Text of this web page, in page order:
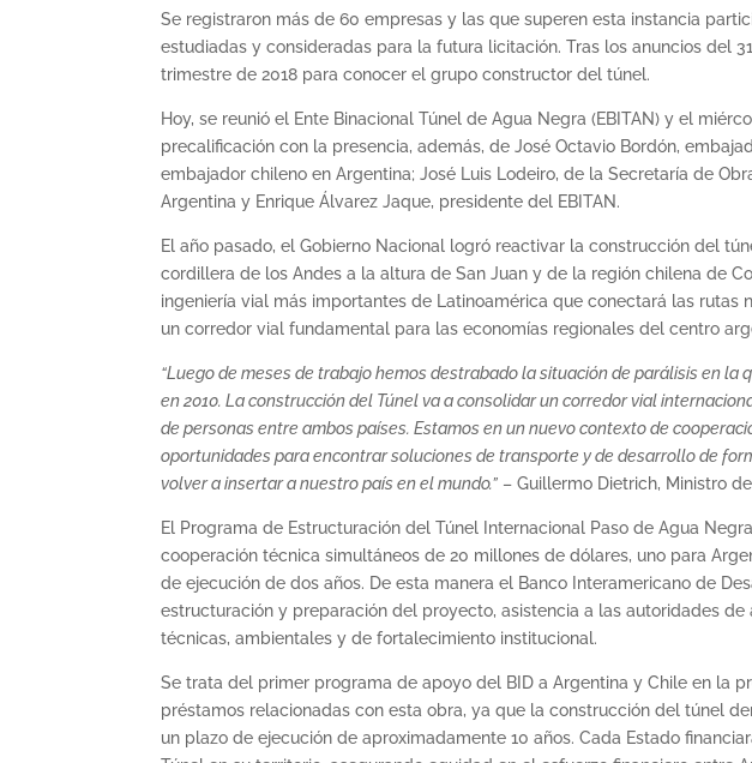
Se registraron más de 60 empresas y las que superen esta instancia
estudiadas y consideradas para la futura licitación. Tras los anuncios del
trimestre de 2018 para conocer el grupo constructor del túnel.
Hoy, se reunió el Ente Binacional Túnel de Agua Negra (EBITAN) y el
precalificación con la presencia, además, de José Octavio Bordón,
embajador chileno en Argentina; José Luis Lodeiro, de la Secretaría de
Argentina y Enrique Álvarez Jaque, presidente del EBITAN.
El año pasado, el Gobierno Nacional logró reactivar la construcción del
cordillera de los Andes a la altura de San Juan y de la región chilena de
ingeniería vial más importantes de Latinoamérica que conectará las rutas
un corredor vial fundamental para las economías regionales del centro
“Luego de meses de trabajo hemos destrabado la situación de parálisis en la
en 2010. La construcción del Túnel va a consolidar un corredor vial
de personas entre ambos países. Estamos en un nuevo contexto de
oportunidades para encontrar soluciones de transporte y de desarrollo de
volver a insertar a nuestro país en el mundo.” – Guillermo Dietrich, Ministro
El Programa de Estructuración del Túnel Internacional Paso de Agua
cooperación técnica simultáneos de 20 millones de dólares, uno para
de ejecución de dos años. De esta manera el Banco Interamericano de
estructuración y preparación del proyecto, asistencia a las autoridades
técnicas, ambientales y de fortalecimiento institucional.
Se trata del primer programa de apoyo del BID a Argentina y Chile en la
préstamos relacionadas con esta obra, ya que la construcción del túnel
un plazo de ejecución de aproximadamente 10 años. Cada Estado